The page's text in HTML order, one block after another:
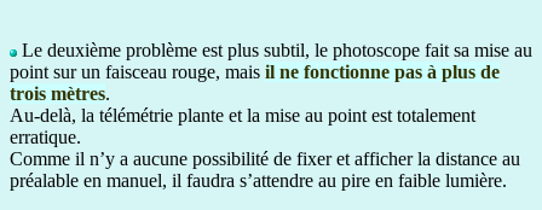
Le deuxième problème est plus subtil, le photoscope fait sa mise au
point sur un faisceau rouge, mais il ne fonctionne pas à plus de
trois mètres.
Au-delà, la télémétrie plante et la mise au point est totalement
erratique.
Comme il n’y a aucune possibilité de fixer et afficher la distance au
préalable en manuel, il faudra s’attendre au pire en faible lumière.